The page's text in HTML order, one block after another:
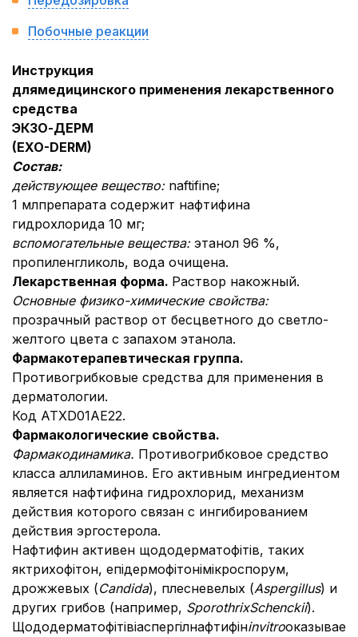
Побочные реакции
Инструкция
длямедицинского применения лекарственного
средства
ЭКЗО-ДЕРМ
(EXO-DERM)
Состав:
действующее вещество: naftifine;
1 млпрепарата содержит нафтифина
гидрохлорида 10 мг;
вспомогательные вещества: этанол 96 %,
пропиленгликоль, вода очищена.
Лекарственная форма. Раствор накожный.
Основные физико-химические свойства:
прозрачный раствор от бесцветного до светло-
желтого цвета с запахом этанола.
Фармакотерапевтическая группа.
Противогрибковые средства для применения в
дерматологии.
Код АТХD01AE22.
Фармакологические свойства.
Фармакодинамика. Противогрибковое средство
класса аллиламинов. Его активным ингредиентом
является нафтифина гидрохлорид, механизм
действия которого связан с ингибированием
действия эргостерола.
Нафтифин активен щододерматофітів, таких
яктрихофітон, епідермофітонімікроспорум,
дрожжевых (Candida), плесневелых (Aspergillus) и
других грибов (например, SporothrixSchenckii).
Щододерматофітівіаспергілнафтифінinvitroоказывает